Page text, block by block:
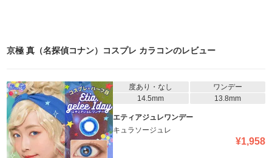
京極 真（名探偵コナン）コスプレ カラコンのレビュー
度あり・なし
ワンデー
14.5mm
13.8mm
エティアジュレワンデー
キュラソージュレ
¥1,958